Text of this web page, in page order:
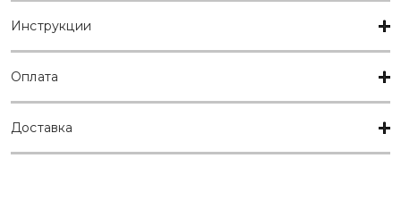
Инструкции
Оплата
Доставка